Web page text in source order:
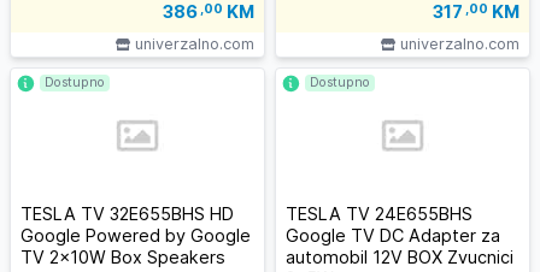
386 ,00 KM
univerzalno.com
317 ,00 KM
univerzalno.com
TESLA TV 32E655BHS HD
Google Powered by Google
TV 2x10W Box Speakers
Dostupno
TESLA TV 24E655BHS
Google TV DC Adapter za
automobil 12V BOX Zvucnici
Dostupno